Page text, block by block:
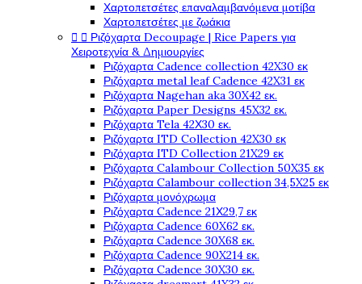
Χαρτοπετσέτες επαναλαμβανόμενα μοτίβα
Χαρτοπετσέτες με ζωάκια
  Ριζόχαρτα Decoupage | Rice Papers για
Χειροτεχνία & Δημιουργίες
Ριζόχαρτα Cadence collection 42X30 εκ
Ριζόχαρτα metal leaf Cadence 42X31 εκ
Ριζόχαρτα Nagehan aka 30X42 εκ.
Ριζόχαρτα Paper Designs 45X32 εκ.
Ριζόχαρτα Tela 42Χ30 εκ.
Ριζόχαρτα ITD Collection 42X30 εκ
Ριζόχαρτα ITD Collection 21X29 εκ
Ριζόχαρτα Calambour Collection 50X35 εκ
Ριζόχαρτα Calambour collection 34,5X25 εκ
Ριζόχαρτα μονόχρωμα
Ριζόχαρτα Cadence 21Χ29,7 εκ
Ριζόχαρτα Cadence 60X62 εκ.
Ριζόχαρτα Cadence 30X68 εκ.
Ριζόχαρτα Cadence 90X214 εκ.
Ριζόχαρτα Cadence 30X30 εκ.